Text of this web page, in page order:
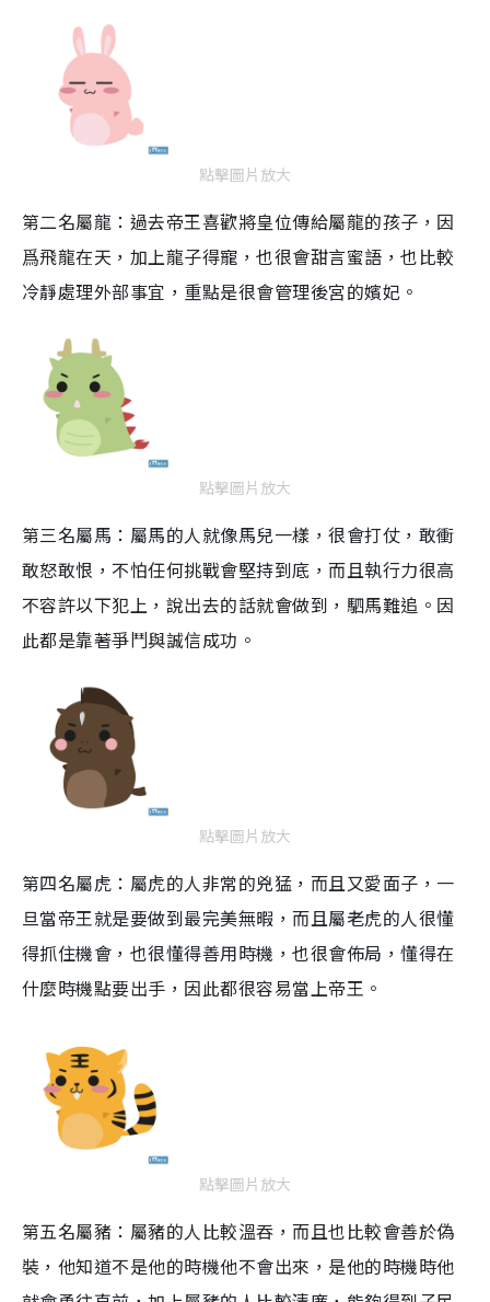
點擊圖片放大
第二名屬龍：過去帝王喜歡將皇位傳給屬龍的孩子，因
爲飛龍在天，加上龍子得寵，也很會甜言蜜語，也比較
冷靜處理外部事宜，重點是很會管理後宮的嬪妃。
點擊圖片放大
第三名屬馬：屬馬的人就像馬兒一樣，很會打仗，敢衝
敢怒敢恨，不怕任何挑戰會堅持到底，而且執行力很高
不容許以下犯上，說出去的話就會做到，駟馬難追。因
此都是靠著爭鬥與誠信成功。
點擊圖片放大
第四名屬虎：屬虎的人非常的兇猛，而且又愛面子，一
旦當帝王就是要做到最完美無暇，而且屬老虎的人很懂
得抓住機會，也很懂得善用時機，也很會佈局，懂得在
什麼時機點要出手，因此都很容易當上帝王。
點擊圖片放大
第五名屬豬：屬豬的人比較溫吞，而且也比較會善於偽
裝，他知道不是他的時機他不會出來，是他的時機時他